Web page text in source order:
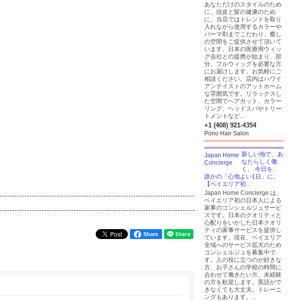
Share
あなただけのスタイルのため
に、頭皮と髪の健康のため
に、当店ではトレンドを取り
入れながら使用するカラーや
パーマ剤までこだわり、癒し
の空間をご提供させて頂いて
います。日本の医療用ウィッ
グ会社との提携が始まり、部
分、フルウィッグを必要な方
にお届けします。お気軽にご
相談ください。店内はハワイ
アンテイストのアットホーム
な雰囲気です。リラックスし
た空間でヘアカット、カラー
リング、ヘッドスパやトリー
トメントなど...
+1 (408) 921-4354
Pono Hair Salon
新しい地で、あ
なたらしく働
く。 今日を、
誰かの「心地よい1日」に。
【ベイエリア初...
Japan Home Concierge は、
ベイエリア初の日本人による
家事のコンシェルジュサービ
スです。日本のクオリティと
心配りをいかした日本クオリ
ティの家事サービスを提供し
ています。現在、ベイエリア
全域へのサービス拡大のため
コンシェルジュを募集中で
す。人の役に立つのが好きな
方、お子さんの学校の時間に
合わせて働きたい方、未経験
の方を歓迎します。英語がで
きなくても大丈夫。トレーニ
ングもあります。...